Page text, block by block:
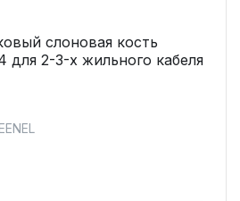
слоновая кость
2-3-х жильного кабеля